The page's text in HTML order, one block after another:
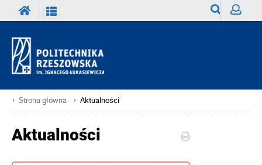
Strona główna Aktualności
Aktualności